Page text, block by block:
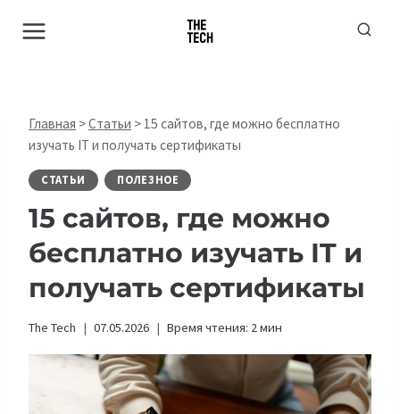
Главная >Статьи > 15 сайтов, где можно бесплатно
изучать IT и получать сертификаты
СТАТЬИ ПОЛЕЗНОЕ
15 сайтов, где можно
бесплатно изучать IT и
получать сертификаты
The Tech 07.05.2026 Время чтения: 2мин